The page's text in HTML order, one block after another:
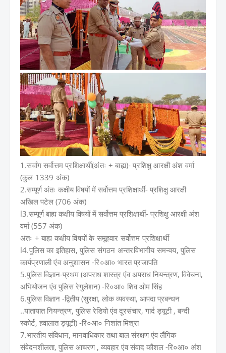
1.सर्वांग सर्वोत्तम प्रशिक्षार्थी(अंतः + बाह्य)- प्रशिक्षु आरक्षी अंश वर्मा
(कुल 1339 अंक)
2.सम्पूर्ण अंतः कक्षीय विषयों में सर्वोत्तम प्रशिक्षार्थी- प्रशिक्षु आरक्षी
अखिल पटेल (706 अंक)
l3.सम्पूर्ण बाह्य कक्षीय विषयों में सर्वोत्तम प्रशिक्षार्थी- प्रशिक्षु आरक्षी अंश
वर्मा (557 अंक)
अंतः + बाह्य कक्षीय विषयों के समूहवार सर्वोत्तम प्रशिक्षार्थी
l4.पुलिस का इतिहास, पुलिस संगठन अन्तरविभागीय समन्वय, पुलिस
कार्यप्रणाली एंव अनुशासन -रि०आ० भारत प्रजापति
5.पुलिस विज्ञान-प्रथम (अपराध शास्त्र एंव अपराध नियन्त्रण, विवेचना,
अभियोजन एंव पुलिस रेगुलेशन) -रि०आ० शिव ओम सिंह
6.पुलिस विज्ञान -द्वितीय (सुरक्षा, लोक व्यवस्था, आपदा प्रबन्धन
..यातायात नियन्त्रण, पुलिस रेडियो एंव दूरसंचार, गार्द ड्यूटी , बन्दी
स्कोर्ट, हवालात ड्यूटी) -रि०आ० निशांत मिश्रा
7.भारतीय संविधान, मानवाधिकार तथा बाल संरक्षण एंव लैंगिक
संवेदनशीलता, पुलिस आचरण , व्यवहार एंव संवाद कौशल -रि०आ० अंश